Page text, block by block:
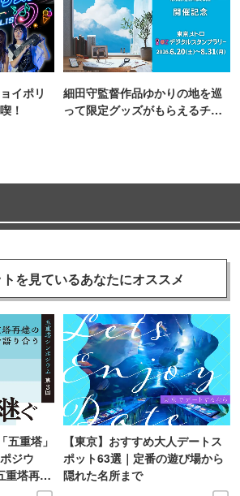
イポリ
！
細田守監督作品ゆかりの地を巡
って限定グッズがもらえるチャ
を見ているあなたにオススメ
五重塔」
ジウ
重塔再建
【東京】おすすめ大人デートス
ポット63選｜定番の遊び場から
隠れた名所まで